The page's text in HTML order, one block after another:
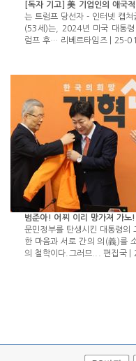
[독자 기고] 美 기업인의 애국
는 트럼프 당선자 - 인터넷 캡
(53세)는, 2024년 미국 대통
럼프 후… 리베르타임즈| 25-
범준아! 어찌 이리 망가져 가노!
문민정부를 탄생시킨 대통령의
한 마음과 서로 간의 의(義)를
의 철학이다.그러므... 편집국|